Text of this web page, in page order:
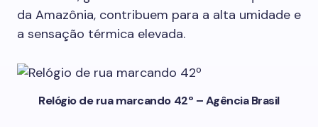
da Amazônia, contribuem para a alta umidade e
a sensação térmica elevada.
Relógio de rua marcando 42º – Agência Brasil